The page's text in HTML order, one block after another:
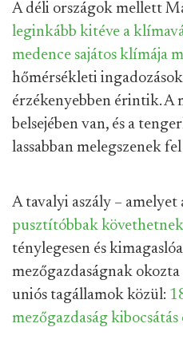
A déli országok mellett
leginkább kitéve a
medence sajátos klímája
hőmérsékleti
érzékenyebben érintik. A
belsejében van, és a
lassabban melegszenek
A tavalyi aszály – amelyet
pusztítóbbak
ténylegesen és
mezőgazdaságnak
uniós tagállamok közül:
mezőgazdaság